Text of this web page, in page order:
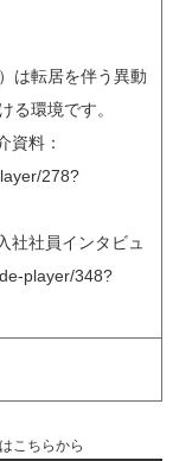
は転居を伴う異動
る環境です。
資料：
278?
社社員インタビュ
player/348?
こちらから